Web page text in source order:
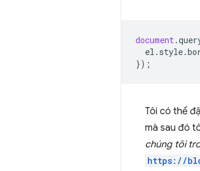
document.
el . style.
});
Tôi có thể
mà sau đó
chúng tôi
https://